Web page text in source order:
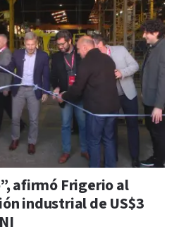
afirmó Frigerio al
industrial de US$3